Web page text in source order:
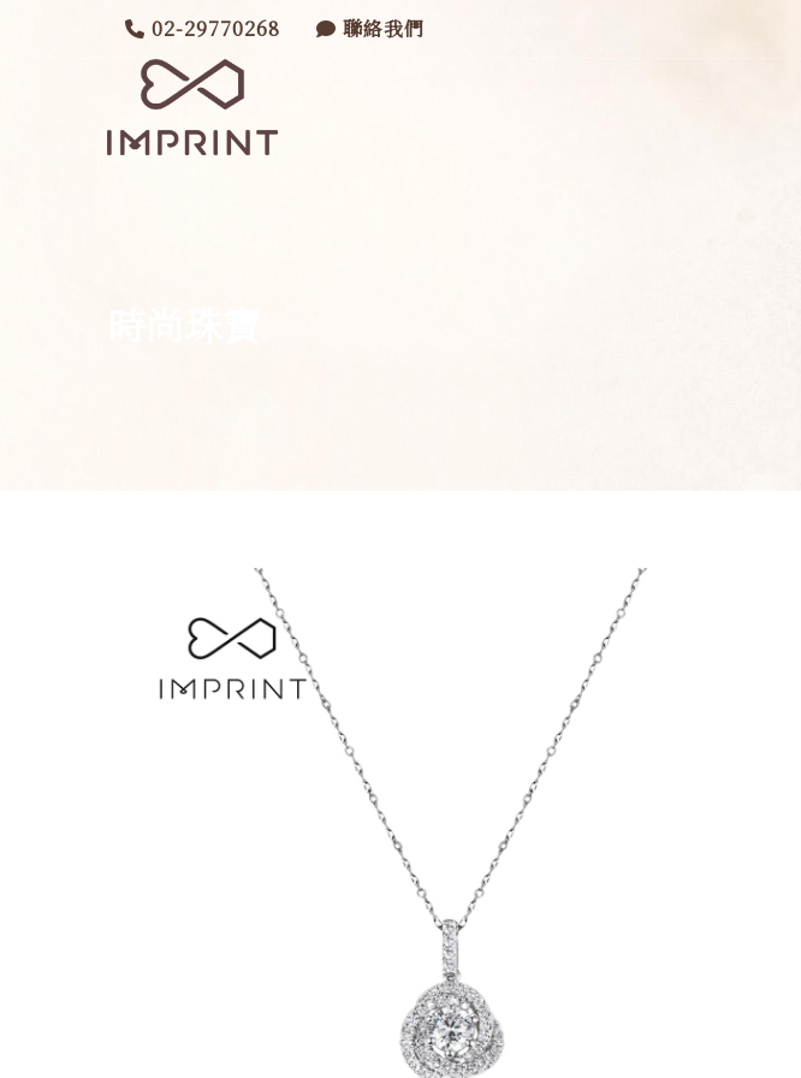
02-29770268 聯絡我們
夢幻星塵-鑽石項鍊-P092